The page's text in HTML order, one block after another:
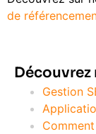
de
Découvrez
Gestion